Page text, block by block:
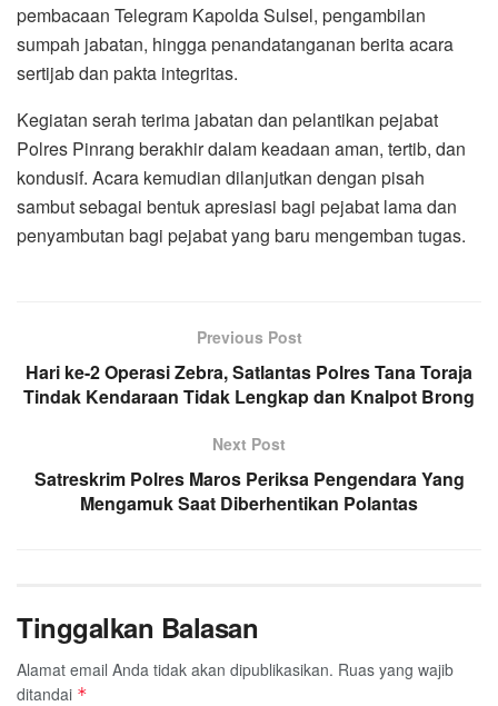
pembacaan Telegram Kapolda Sulsel, pengambilan
sumpah jabatan, hingga penandatanganan berita acara
sertijab dan pakta integritas.
Kegiatan serah terima jabatan dan pelantikan pejabat
Polres Pinrang berakhir dalam keadaan aman, tertib, dan
kondusif. Acara kemudian dilanjutkan dengan pisah
sambut sebagai bentuk apresiasi bagi pejabat lama dan
penyambutan bagi pejabat yang baru mengemban tugas.
Previous Post
Hari ke-2 Operasi Zebra, Satlantas Polres Tana Toraja
Tindak Kendaraan Tidak Lengkap dan Knalpot Brong
Next Post
Satreskrim Polres Maros Periksa Pengendara Yang
Mengamuk Saat Diberhentikan Polantas
Tinggalkan Balasan
Alamat email Anda tidak akan dipublikasikan. Ruas yang wajib
ditandai *